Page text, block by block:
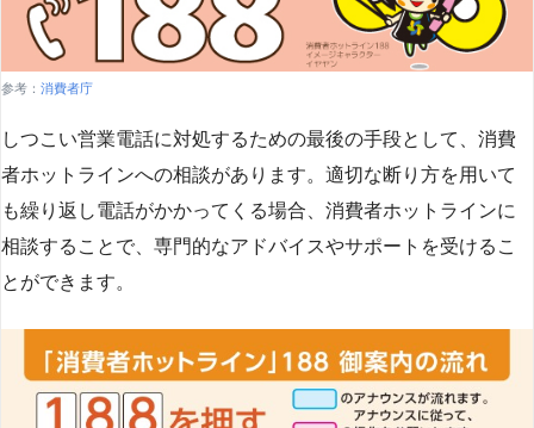
参考： 消費者庁
しつこい営業電話に対処するための最後の手段として、消費
者ホットラインへの相談があります。適切な断り方を用いて
も繰り返し電話がかかってくる場合、消費者ホットラインに
相談することで、専門的なアドバイスやサポートを受けるこ
とができます​​。